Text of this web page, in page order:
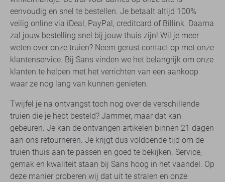
eenvoudig en snel te bestellen. Je betaalt altijd 100%
veilig online via iDeal, PayPal, creditcard of Billink. Daarna
zal jouw bestelling snel bij jouw thuis zijn! Wil je meer
weten over onze truien? Neem gerust contact op met onze
klantenservice. Bij Sans vinden we het belangrijk om onze
klanten te helpen met het verrichten van een aankoop
waar ze nog lang van kunnen genieten.
Twijfel je na ontvangst toch nog over de verschillende
truien die je hebt besteld? Jammer, maar dat kan
gebeuren. Je kan de ontvangen artikelen binnen 21 dagen
aan ons retourneren. Je krijgt dus voldoende tijd om de
truien thuis aan te passen en goed te bekijken. Service,
gemak en kwaliteit staan bij Sans hoog in het vaandel. Op
deze manier proberen wij dat uit te stralen en onze